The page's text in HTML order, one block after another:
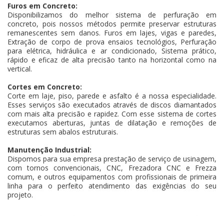
Furos em Concreto:
Disponibilizamos do melhor sistema de perfuração em
concreto, pois nossos métodos permite preservar estruturas
remanescentes sem danos. Furos em lajes, vigas e paredes,
Extração de corpo de prova ensaios tecnológios, Perfuração
para elétrica, hidráulica e ar condicionado, Sistema prático,
rápido e eficaz de alta precisão tanto na horizontal como na
vertical.
Cortes em Concreto:
Corte em laje, piso, parede e asfalto é a nossa especialidade.
Esses serviços são executados através de discos diamantados
com mais alta precisão e rapidez. Com esse sistema de cortes
executamos aberturas, juntas de dilatação e remoções de
estruturas sem abalos estruturais.
Manutenção Industrial:
Dispomos para sua empresa prestação de serviço de usinagem,
com tornos convencionais, CNC, Frezadora CNC e Frezza
comum, e outros equipamentos com profissionais de primeira
linha para o perfeito atendimento das exigências do seu
projeto.